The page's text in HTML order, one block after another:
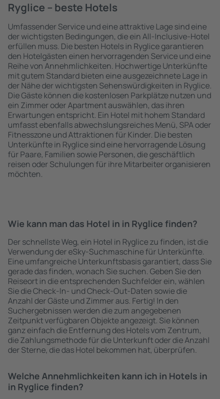
Ryglice – beste Hotels
Umfassender Service und eine attraktive Lage sind eine
der wichtigsten Bedingungen, die ein All-Inclusive-Hotel
erfüllen muss. Die besten Hotels in Ryglice garantieren
den Hotelgästen einen hervorragenden Service und eine
Reihe von Annehmlichkeiten. Hochwertige Unterkünfte
mit gutem Standard bieten eine ausgezeichnete Lage in
der Nähe der wichtigsten Sehenswürdigkeiten in Ryglice.
Die Gäste können die kostenlosen Parkplätze nutzen und
ein Zimmer oder Apartment auswählen, das ihren
Erwartungen entspricht. Ein Hotel mit hohem Standard
umfasst ebenfalls abwechslungsreiches Menü, SPA oder
Fitnesszone und Attraktionen für Kinder. Die besten
Unterkünfte in Ryglice sind eine hervorragende Lösung
für Paare, Familien sowie Personen, die geschäftlich
reisen oder Schulungen für ihre Mitarbeiter organisieren
möchten.
Wie kann man das Hotel in in Ryglice finden?
Der schnellste Weg, ein Hotel in Ryglice zu finden, ist die
Verwendung der eSky-Suchmaschine für Unterkünfte.
Eine umfangreiche Unterkunftsbasis garantiert, dass Sie
gerade das finden, wonach Sie suchen. Geben Sie den
Reiseort in die entsprechenden Suchfelder ein, wählen
Sie die Check-In- und Check-Out-Daten sowie die
Anzahl der Gäste und Zimmer aus. Fertig! In den
Suchergebnissen werden die zum angegebenen
Zeitpunkt verfügbaren Objekte angezeigt. Sie können
ganz einfach die Entfernung des Hotels vom Zentrum,
die Zahlungsmethode für die Unterkunft oder die Anzahl
der Sterne, die das Hotel bekommen hat, überprüfen.
Welche Annehmlichkeiten kann ich in Hotels in
in Ryglice finden?